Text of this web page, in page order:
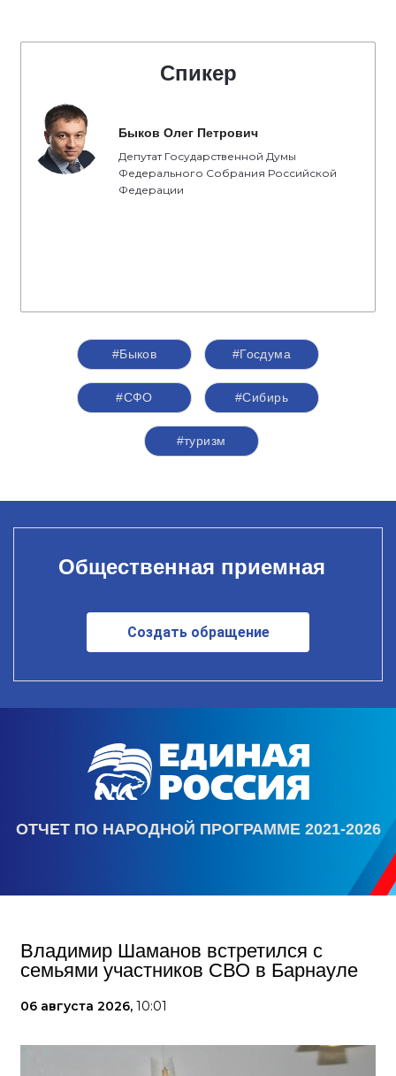
Спикер
Быков Олег Петрович
Депутат Государственной Думы
Федерального Собрания Российской
Федерации
#Быков #Госдума
#СФО #Сибирь
#туризм
Общественная приемная
Создать обращение
ОТЧЕТ ПО НАРОДНОЙ ПРОГРАММЕ 2021-2026
Владимир Шаманов встретился с
семьями участников СВО в Барнауле
06 августа 2026, 10:01